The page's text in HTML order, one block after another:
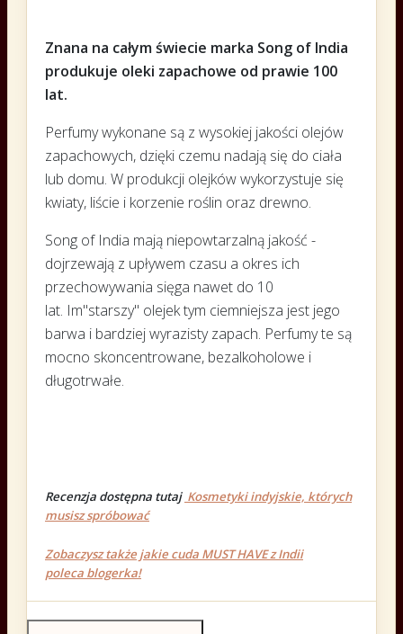
Znana na całym świecie marka Song of India
produkuje oleki zapachowe od prawie 100
lat.
Perfumy wykonane są z wysokiej jakości olejów
zapachowych, dzięki czemu nadają się do ciała
lub domu. W produkcji olejków wykorzystuje się
kwiaty, liście i korzenie roślin oraz drewno.
Song of India mają niepowtarzalną jakość -
dojrzewają z upływem czasu a okres ich
przechowywania sięga nawet do 10
lat. Im"starszy" olejek tym ciemniejsza jest jego
barwa i bardziej wyrazisty zapach. Perfumy te są
mocno skoncentrowane, bezalkoholowe i
długotrwałe.
Recenzja dostępna tutaj Kosmetyki indyjskie, których
musisz spróbować
Zobaczysz także jakie cuda MUST HAVE z Indii
poleca blogerka!